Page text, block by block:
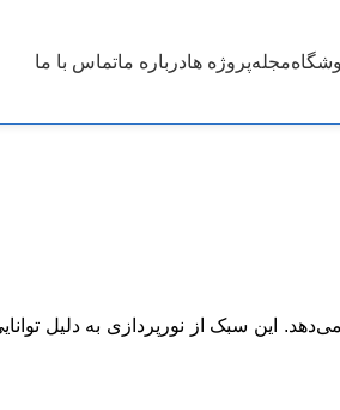
مجلهپروژه هادرباره ماتماس با ما
این سبک از نورپردازی به دلیل